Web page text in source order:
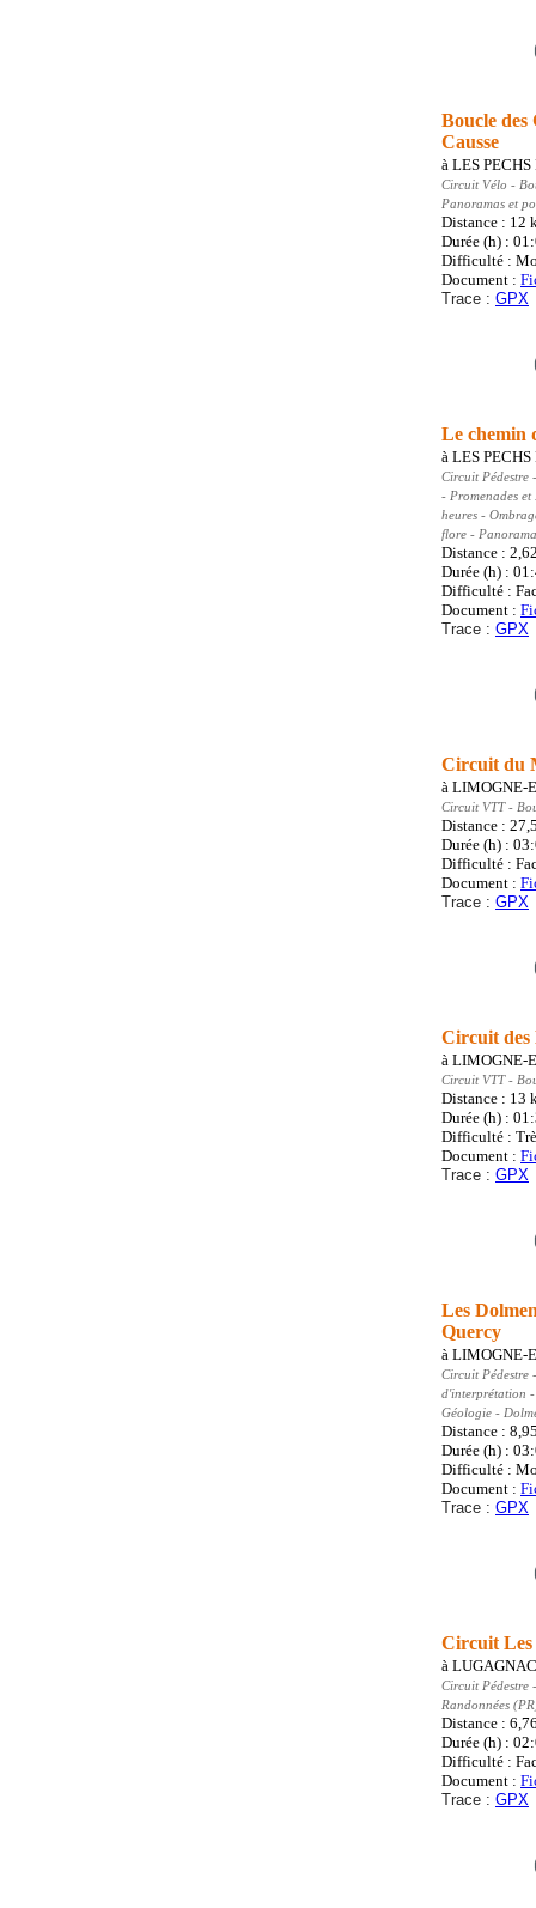
Boucle des
Causse
à LES
Circuit Vélo -
Panoramas et
Distance : 12
Durée (h) :
Difficulté :
Document :
Trace : GPX
Le chemin
à LES
Circuit Pédestre
- Promenades et
heures -
flore -
Distance :
Durée (h) :
Difficulté :
Document :
Trace : GPX
Circuit du
à LIMOGNE-
Circuit VTT-
Distance :
Durée (h) :
Difficulté :
Document :
Trace : GPX
Circuit des
à LIMOGNE-
Circuit VTT-
Distance : 13
Durée (h) :
Difficulté :
Document :
Trace : GPX
Les
Quercy
à LIMOGNE-
Circuit Pédestre
d'interprétation -
Géologie -
Distance :
Durée (h) :
Difficulté :
Document :
Trace : GPX
Circuit Les
à LUGAGNAC
Circuit Pédestre
Randonnées
Distance :
Durée (h) :
Difficulté :
Document :
Trace : GPX